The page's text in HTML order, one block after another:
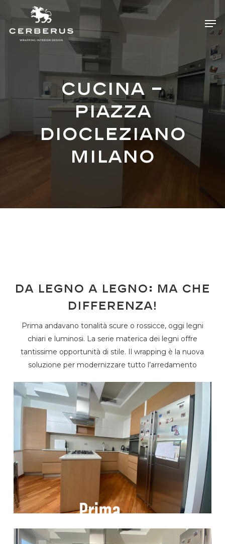
main
Cucina –
piazza
Diocleziano
Milano
Da legno a legno: ma che
differenza!
Prima andavano tonalità scure o rossicce, oggi legni
chiari e luminosi. La serie materica dei legni offre
tantissime opportunità di stile. Il wrapping è la nuova
soluzione per modernizzare tutto l’arredamento